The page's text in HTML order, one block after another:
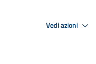
Vedi azioni